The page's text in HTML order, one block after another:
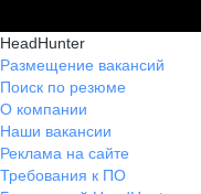
HeadHunter
Размещение вакансий
Поиск по резюме
О компании
Наши вакансии
Реклама на сайте
Требования к ПО